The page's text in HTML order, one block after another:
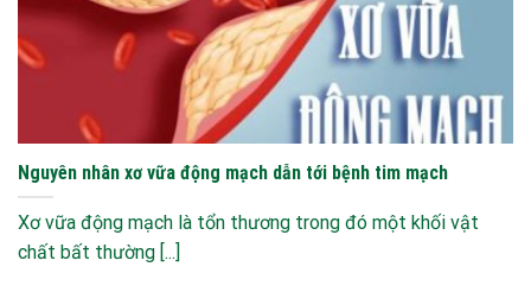
Nguyên nhân xơ vữa động mạch dẫn tới bệnh tim mạch
Xơ vữa động mạch là tổn thương trong đó một khối vật
chất bất thường [...]